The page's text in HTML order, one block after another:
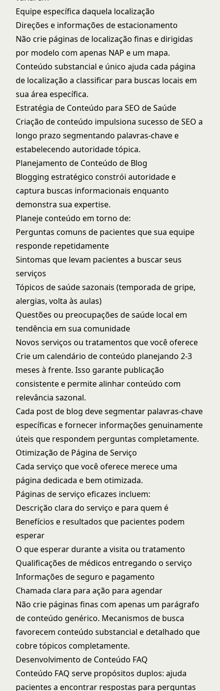
Equipe específica daquela localização
Direções e informações de estacionamento
Não crie páginas de localização finas e dirigidas
por modelo com apenas NAP e um mapa.
Conteúdo substancial e único ajuda cada página
de localização a classificar para buscas locais em
sua área específica.
Estratégia de Conteúdo para SEO de Saúde
Criação de conteúdo impulsiona sucesso de SEO a
longo prazo segmentando palavras-chave e
estabelecendo autoridade tópica.
Planejamento de Conteúdo de Blog
Blogging estratégico constrói autoridade e
captura buscas informacionais enquanto
demonstra sua expertise.
Planeje conteúdo em torno de:
Perguntas comuns de pacientes que sua equipe
responde repetidamente
Sintomas que levam pacientes a buscar seus
serviços
Tópicos de saúde sazonais (temporada de gripe,
alergias, volta às aulas)
Questões ou preocupações de saúde local em
tendência em sua comunidade
Novos serviços ou tratamentos que você oferece
Crie um calendário de conteúdo planejando 2-3
meses à frente. Isso garante publicação
consistente e permite alinhar conteúdo com
relevância sazonal.
Cada post de blog deve segmentar palavras-chave
específicas e fornecer informações genuinamente
úteis que respondem perguntas completamente.
Otimização de Página de Serviço
Cada serviço que você oferece merece uma
página dedicada e bem otimizada.
Páginas de serviço eficazes incluem:
Descrição clara do serviço e para quem é
Benefícios e resultados que pacientes podem
esperar
O que esperar durante a visita ou tratamento
Qualificações de médicos entregando o serviço
Informações de seguro e pagamento
Chamada clara para ação para agendar
Não crie páginas finas com apenas um parágrafo
de conteúdo genérico. Mecanismos de busca
favorecem conteúdo substancial e detalhado que
cobre tópicos completamente.
Desenvolvimento de Conteúdo FAQ
Conteúdo FAQ serve propósitos duplos: ajuda
pacientes a encontrar respostas para perguntas